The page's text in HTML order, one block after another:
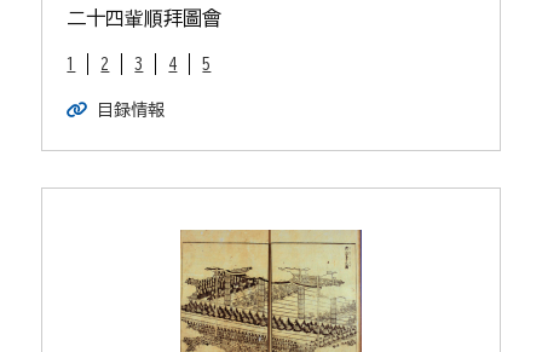
二十四軰順拜圖會
1 2 3 4 5
目録情報